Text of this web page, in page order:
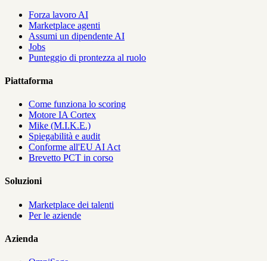
Forza lavoro AI
Marketplace agenti
Assumi un dipendente AI
Jobs
Punteggio di prontezza al ruolo
Piattaforma
Come funziona lo scoring
Motore IA Cortex
Mike (M.I.K.E.)
Spiegabilità e audit
Conforme all'EU AI Act
Brevetto PCT in corso
Soluzioni
Marketplace dei talenti
Per le aziende
Azienda